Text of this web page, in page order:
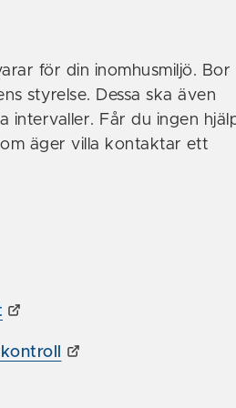
för din inomhusmiljö. Bor
styrelse. Dessa ska även
intervaller. Får du ingen
äger villa kontaktar ett